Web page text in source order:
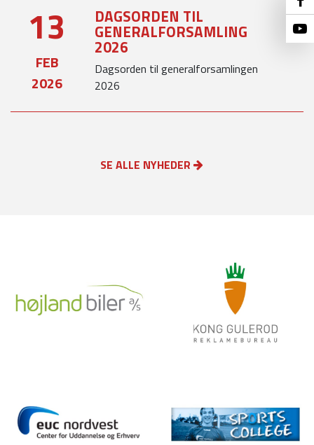
13
FEB
2026
DAGSORDEN TIL
GENERALFORSAMLING
2026
Dagsorden til generalforsamlingen
2026
SE ALLE NYHEDER